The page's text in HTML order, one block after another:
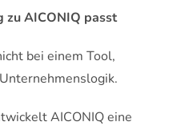
zu AICONIQ passt
bei einem Tool,
AICONIQ eine